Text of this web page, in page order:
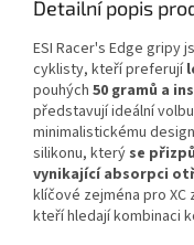
Detailní popis
ESI Racer's Edge gripy
cyklisty, kteří preferují
pouhých 50 gramů a
představují ideální
minimalistickému
silikonu, který se
vynikající absorpci
klíčové zejména pro
kteří hledají kombinaci